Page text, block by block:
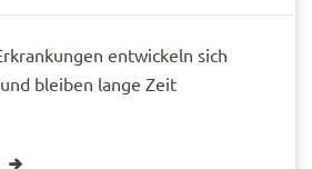
entwickeln sich
bleiben lange Zeit